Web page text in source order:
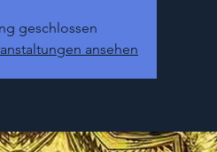
geschlossen
ansehen